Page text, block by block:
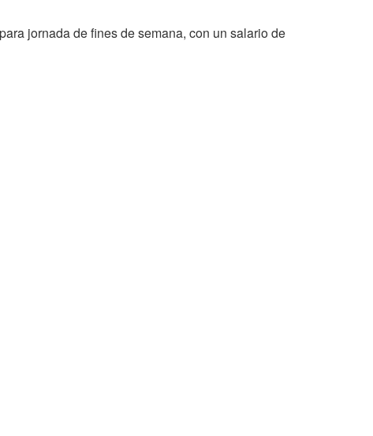
jornada de fines de semana, con un salario de